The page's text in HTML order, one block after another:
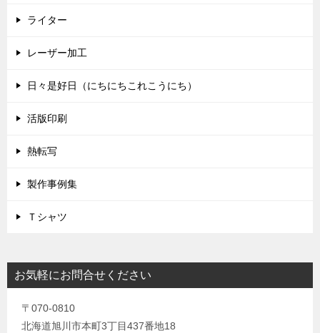
ライター
レーザー加工
日々是好日（にちにちこれこうにち）
活版印刷
熱転写
製作事例集
Ｔシャツ
お気軽にお問合せください
〒070-0810
北海道旭川市本町3丁目437番地18